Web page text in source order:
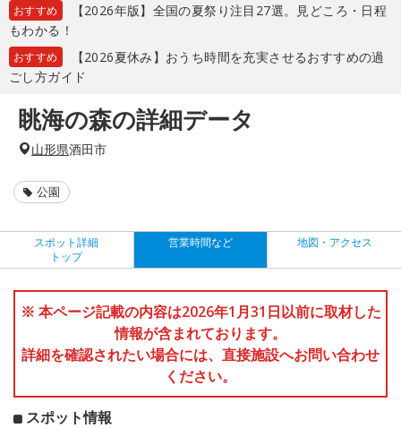
おすすめ
【2026年版】全国の夏祭り注目27選。見どころ・日程
もわかる！
おすすめ
【2026夏休み】おうち時間を充実させるおすすめの過
ごし方ガイド
眺海の森の詳細データ
山形県酒田市
公園
スポット詳細
トップ
営業時間など 地図・アクセス
※ 本ページ記載の内容は2026年1月31日以前に取材した
情報が含まれております。
詳細を確認されたい場合には、直接施設へお問い合わせ
ください。
スポット情報